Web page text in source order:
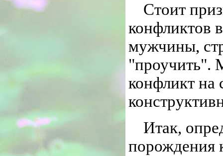
Стоит
конфликтов
мужчины,
"проучить".
конфликт на
Итак,
порождения